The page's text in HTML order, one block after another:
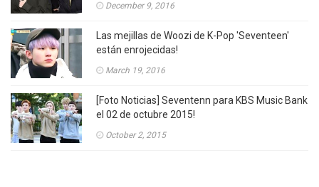
December 9, 2016
Las mejillas de Woozi de K-Pop 'Seventeen'
están enrojecidas!
March 19, 2016
[Foto Noticias] Seventenn para KBS Music Bank
el 02 de octubre 2015!
October 2, 2015